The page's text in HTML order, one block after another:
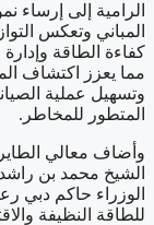
الرامية إلى إرساء
المباني وتعكس
كفاءة الطاقة
مما يعزز اكتشاف
وتسهيل عملية
المتطور للمخاطر.
وأضاف معالي
الشيخ محمد بن
الوزراء حاكم دبي
للطاقة النظيفة